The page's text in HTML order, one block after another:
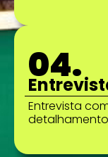
04.
Entrevista